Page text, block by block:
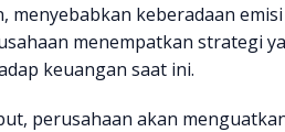
menyebabkan keberadaan
menempatkan strategi
keuangan saat ini.
perusahaan akan